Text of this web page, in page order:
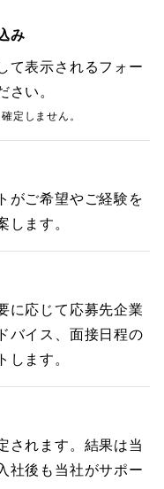
み
て表示されるフォー
さい。
定しません。
がご希望やご経験を
します。
に応じて応募先企業
バイス、面接日程の
します。
されます。結果は当
社後も当社がサポー